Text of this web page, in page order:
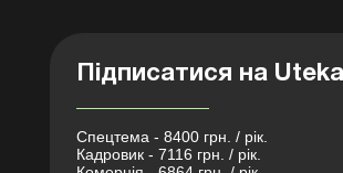
Підписатися на Uteka
Спецтема - 8400 грн. / рік.
Кадровик - 7116 грн. / рік.